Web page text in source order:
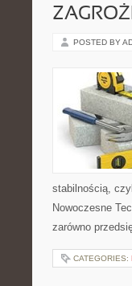
POSTED BY
stabilnością,
Nowoczesne
zarówno
CATEGORIES: